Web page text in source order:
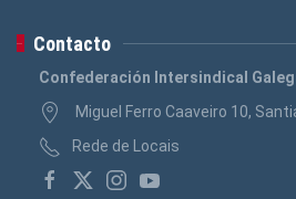
Contacto
Confederación Intersindical
Miguel Ferro Caaveiro 10,
Rede de Locais